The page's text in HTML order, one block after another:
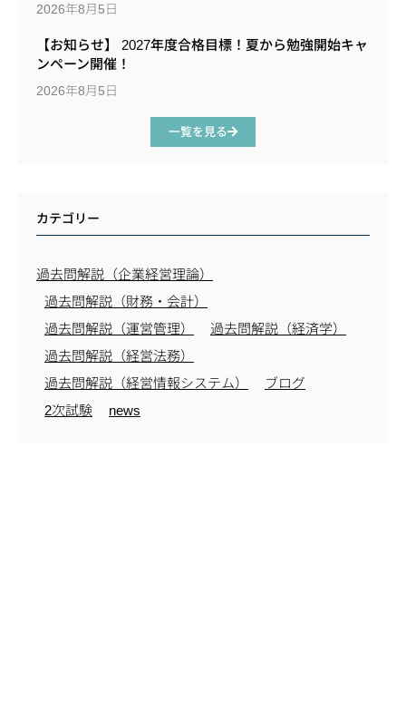
2026年8月5日
【お知らせ】 2027年度合格目標！夏から勉強開始キャ
ンペーン開催！
2026年8月5日
一覧を見る
カテゴリー
過去問解説（企業経営理論）
過去問解説（財務・会計）
過去問解説（運営管理）
過去問解説（経済学）
過去問解説（経営法務）
過去問解説（経営情報システム）
ブログ
2次試験
news